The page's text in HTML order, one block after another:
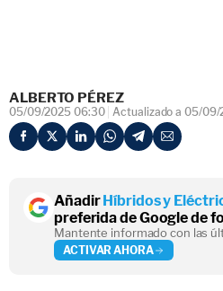
ALBERTO PÉREZ
05/09/2025 06:30 Actualizado a 05/
AñadirHíbridos y
preferida de Google de
Mantente informado con las
ACTIVAR AHORA